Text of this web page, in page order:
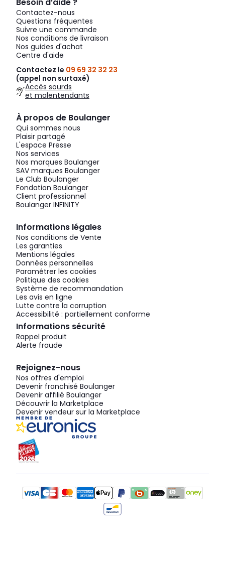
Besoin d’aide ?
Contactez-nous
Questions fréquentes
Suivre une commande
Nos conditions de livraison
Nos guides d'achat
Centre d'aide
Contactez le 09 69 32 32 23
(appel non surtaxé)
Accès sourds
et malentendants
À propos de Boulanger
Qui sommes nous
Plaisir partagé
L'espace Presse
Nos services
Nos marques Boulanger
SAV marques Boulanger
Le Club Boulanger
Fondation Boulanger
Client professionnel
Boulanger INFINITY
Informations légales
Nos conditions de Vente
Les garanties
Mentions légales
Données personnelles
Paramétrer les cookies
Politique des cookies
Système de recommandation
Les avis en ligne
Lutte contre la corruption
Accessibilité : partiellement conforme
Informations sécurité
Rappel produit
Alerte fraude
Rejoignez-nous
Nos offres d'emploi
Devenir franchisé Boulanger
Devenir affilié Boulanger
Découvrir la Marketplace
Devenir vendeur sur la Marketplace